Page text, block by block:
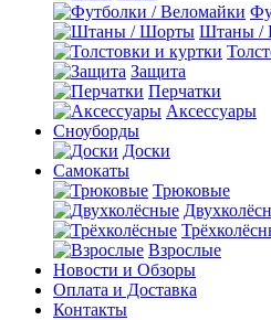
Штаны /
Защита
Перчатки
Аксессуары
Сноуборды
Доски
Самокаты
Трюковые
Взрослые
Новости и Обзоры
Оплата и Доставка
Контакты